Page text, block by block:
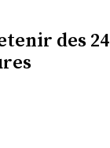
des 24